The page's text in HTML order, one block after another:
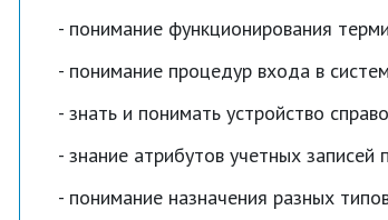
понимание функционирования
понимание процедур входа в
знать и понимать устройство
знание атрибутов учетных записей
понимание назначения разных